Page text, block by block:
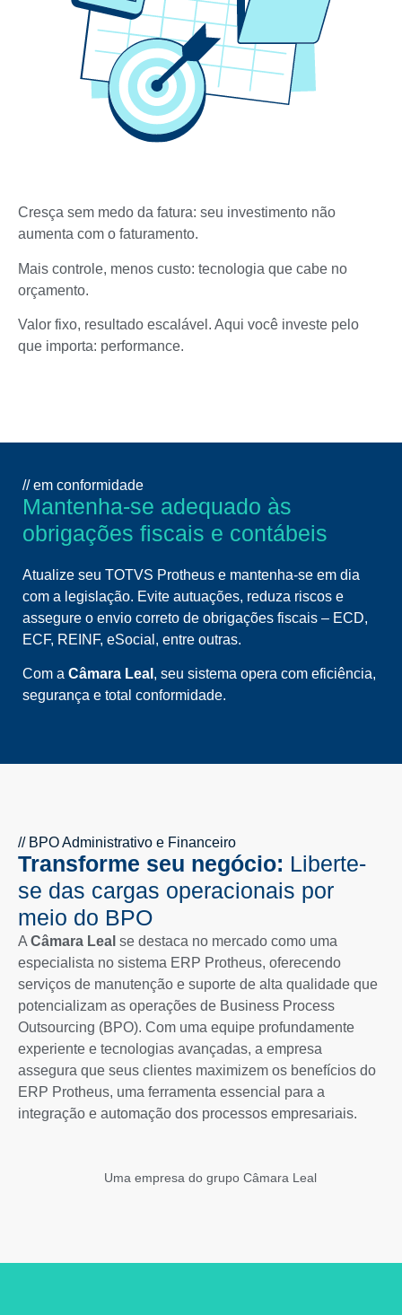
Cresça sem medo da fatura: seu investimento não
aumenta com o faturamento.
Mais controle, menos custo: tecnologia que cabe no
orçamento.
Valor fixo, resultado escalável. Aqui você investe pelo
que importa: performance.
// em conformidade
Mantenha-se adequado às
obrigações fiscais e contábeis
Atualize seu TOTVS Protheus e mantenha-se em dia
com a legislação. Evite autuações, reduza riscos e
assegure o envio correto de obrigações fiscais – ECD,
ECF, REINF, eSocial, entre outras.
Com a Câmara Leal , seu sistema opera com eficiência,
segurança e total conformidade.
// BPO Administrativo e Financeiro
Transforme seu negócio: Liberte-
se das cargas operacionais por
meio do BPO
A Câmara Leal se destaca no mercado como uma
especialista no sistema ERP Protheus, oferecendo
serviços de manutenção e suporte de alta qualidade que
potencializam as operações de Business Process
Outsourcing (BPO). Com uma equipe profundamente
experiente e tecnologias avançadas, a empresa
assegura que seus clientes maximizem os benefícios do
ERP Protheus, uma ferramenta essencial para a
integração e automação dos processos empresariais.
Uma empresa do grupo Câmara Leal